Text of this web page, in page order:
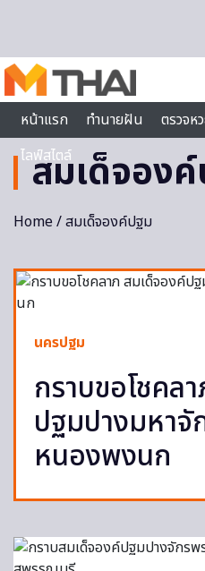
หน้าแรก
ทำนายฝัน ตรวจห
ไลฟ์สไตล์
สมเด็จอง
Home/ สมเด็จองค์ปฐม
นครปฐม
กราบขอโชคล
ปฐมปางมหาจั
หนองพงนก